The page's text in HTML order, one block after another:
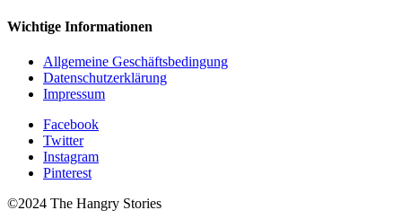
Wichtige Informationen
Allgemeine Geschäftsbedingung
Datenschutzerklärung
Impressum
Facebook
Twitter
Instagram
Pinterest
©2024 The Hangry Stories